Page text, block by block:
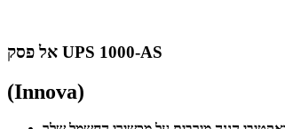
אל פסק UPS 1000-AS
(Innova)